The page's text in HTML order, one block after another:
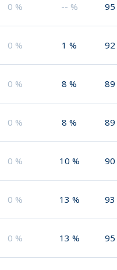
0 % -- % 95
0 % 1 % 92
0 % 8 % 89
0 % 8 % 89
0 % 10 % 90
0 % 13 % 93
0 % 13 % 95